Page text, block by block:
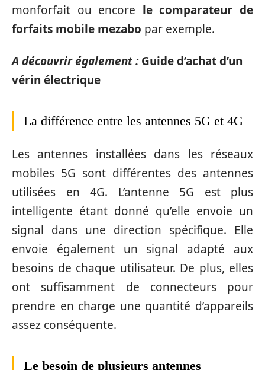
monforfait ou encore le comparateur de
forfaits mobile mezabo par exemple.
A découvrir également : Guide d’achat d’un
vérin électrique
La différence entre les antennes 5G et 4G
Les antennes installées dans les réseaux
mobiles 5G sont différentes des antennes
utilisées en 4G. L’antenne 5G est plus
intelligente étant donné qu’elle envoie un
signal dans une direction spécifique. Elle
envoie également un signal adapté aux
besoins de chaque utilisateur. De plus, elles
ont suffisamment de connecteurs pour
prendre en charge une quantité d’appareils
assez conséquente.
Le besoin de plusieurs antennes